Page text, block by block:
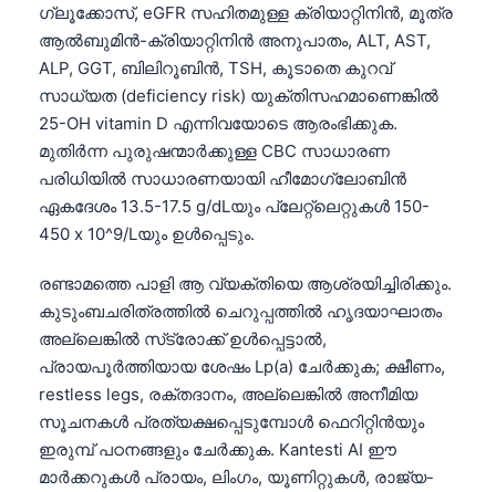
ഗ്ലൂക്കോസ്, eGFR സഹിതമുള്ള ക്രിയാറ്റിനിൻ, മൂത്ര
ആൽബുമിൻ-ക്രിയാറ്റിനിൻ അനുപാതം, ALT, AST,
ALP, GGT, ബിലിറൂബിൻ, TSH, കൂടാതെ കുറവ്
സാധ്യത (deficiency risk) യുക്തിസഹമാണെങ്കിൽ
25-OH vitamin D എന്നിവയോടെ ആരംഭിക്കുക.
മുതിർന്ന പുരുഷന്മാർക്കുള്ള CBC സാധാരണ
പരിധിയിൽ സാധാരണയായി ഹീമോഗ്ലോബിൻ
ഏകദേശം 13.5-17.5 g/dLയും പ്ലേറ്റ്ലെറ്റുകൾ 150-
450 x 10^9/Lയും ഉൾപ്പെടും.
രണ്ടാമത്തെ പാളി ആ വ്യക്തിയെ ആശ്രയിച്ചിരിക്കും.
കുടുംബചരിത്രത്തിൽ ചെറുപ്പത്തിൽ ഹൃദയാഘാതം
അല്ലെങ്കിൽ സ്‌ട്രോക്ക് ഉൾപ്പെട്ടാൽ,
പ്രായപൂർത്തിയായ ശേഷം Lp(a) ചേർക്കുക; ക്ഷീണം,
restless legs, രക്തദാനം, അല്ലെങ്കിൽ അനീമിയ
സൂചനകൾ പ്രത്യക്ഷപ്പെടുമ്പോൾ ഫെറിറ്റിൻയും
ഇരുമ്പ് പഠനങ്ങളും ചേർക്കുക. Kantesti AI ഈ
മാർക്കറുകൾ പ്രായം, ലിംഗം, യൂണിറ്റുകൾ, രാജ്യ-